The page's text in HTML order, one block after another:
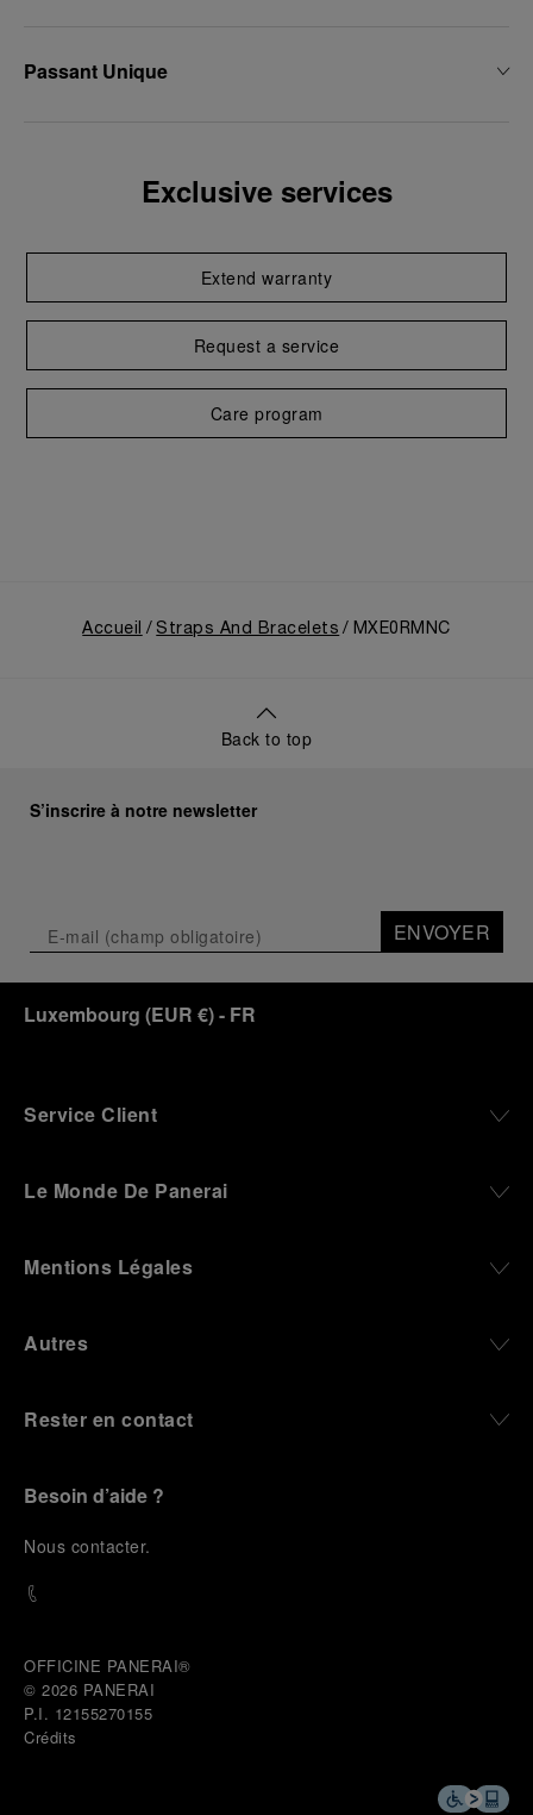
Passant Unique
Exclusive services
Extend warranty
Request a service
Care program
Accueil Straps And Bracelets MXE0RMNC
Back to top
S’inscrire à notre newsletter
ENVOYER
Luxembourg (EUR €)- FR
Service Client
Le Monde De Panerai
Mentions Légales
Autres
Rester en contact
Besoin d’aide ?
Nous contacter.
OFFICINE PANERAI®
© 2026 PANERAI
P.I. 12155270155
Crédits